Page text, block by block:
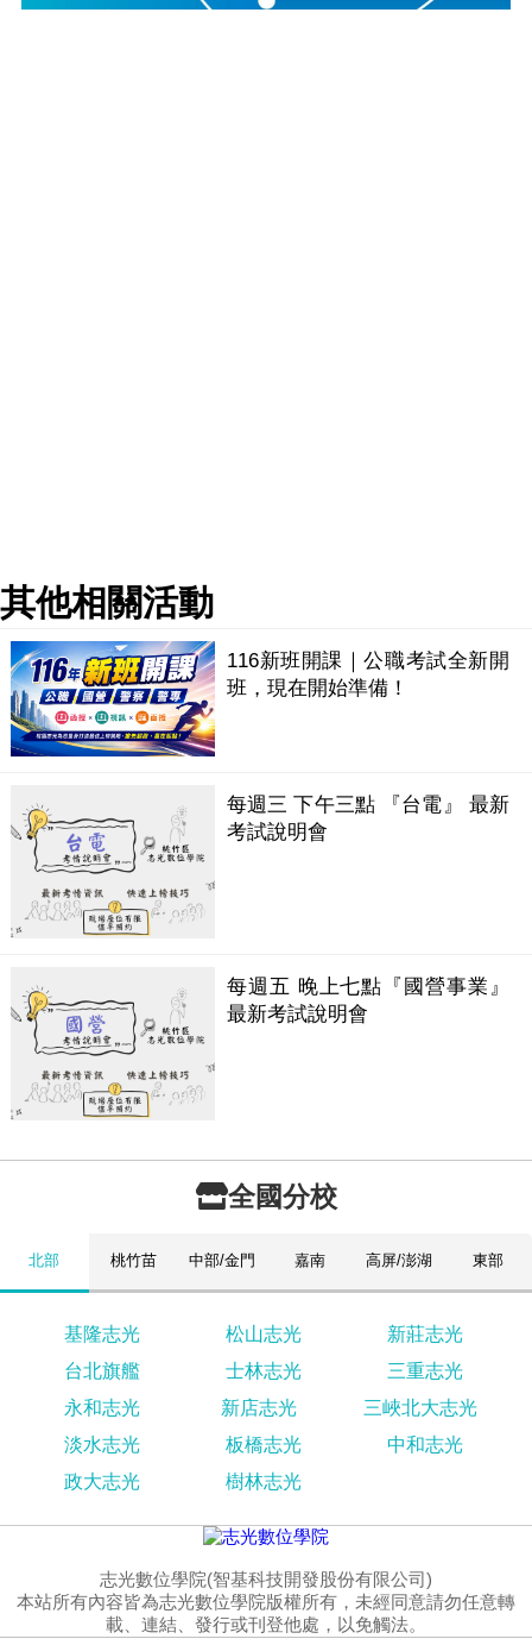
其他相關活動
116新班開課｜公職考試全新開
班，現在開始準備！
每週三 下午三點 『台電』 最新
考試說明會
每週五 晚上七點『國營事業』
最新考試說明會
全國分校
北部 桃竹苗 中部/金門 嘉南 高屏/澎湖 東部
基隆志光 松山志光
新莊志光
台北旗艦
士林志光
三重志光
永和志光
新店志光
三峽北大志光
淡水志光
板橋志光
中和志光
政大志光
樹林志光
志光數位學院(智基科技開發股份有限公司)
本站所有內容皆為志光數位學院版權所有，未經同意請勿任意轉
載、連結、發行或刊登他處，以免觸法。